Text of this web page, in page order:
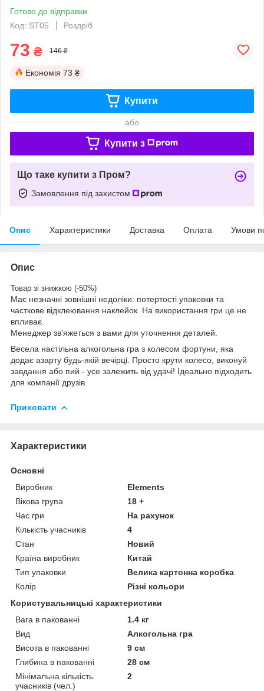
Готово до відправки
Код: ST05
Роздріб
73 ₴ 146 ₴
Економія 73 ₴
Купити
або
Купити з
Що таке купити з Пром?
Замовлення під захистом
Опис Характеристики Доставка Оплата Умови
Опис
Товар зі знижкою (-50%)
Має незначні зовнішні недоліки: потертості упаковки та
часткове відклеювання наклейок. На використання гри це не
впливає.
Менеджер зв’яжеться з вами для уточнення деталей.
Весела настільна алкогольна гра з колесом фортуни, яка
додає азарту будь-якій вечірці. Просто крути колесо, виконуй
завдання або пий - усе залежить від удачі! Ідеально підходить
для компанії друзів.
Приховати
Характеристики
Основні
Виробник
Elements
Вікова група
18 +
Час гри
На рахунок
Кількість учасників
4
Стан
Новий
Країна виробник
Китай
Тип упаковки
Велика картонна коробка
Колір
Різні кольори
Користувальницькі характеристики
Вага в пакованні
1.4 кг
Вид
Алкогольна гра
Висота в пакованні
9 см
Глибина в пакованні
28 см
Мінімальна кількість
учасників (чел.)
2